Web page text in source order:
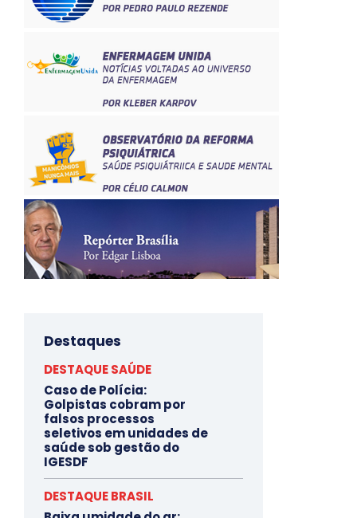
Destaques
DESTAQUE SAÚDE
Caso de Polícia:
Golpistas cobram por
falsos processos
seletivos em unidades de
saúde sob gestão do
IGESDF
DESTAQUE BRASIL